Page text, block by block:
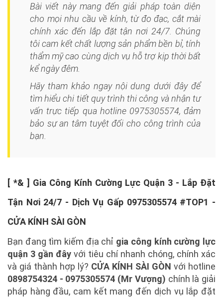
Bài viết này mang đến giải pháp toàn diện
cho mọi nhu cầu về kính, từ đo đạc, cắt mài
chính xác đến lắp đặt tận nơi 24/7. Chúng
tôi cam kết chất lượng sản phẩm bền bỉ, tính
thẩm mỹ cao cùng dịch vụ hỗ trợ kịp thời bất
kể ngày đêm.
Hãy tham khảo ngay nội dung dưới đây để
tìm hiểu chi tiết quy trình thi công và nhận tư
vấn trực tiếp qua hotline 0975305574, đảm
bảo sự an tâm tuyệt đối cho công trình của
bạn.
[ *& ] Gia Công Kính Cường Lực Quận 3 - Lắp Đặt
Tận Nơi 24/7 - Dịch Vụ Gấp 0975305574 #TOP1 -
CỬA KÍNH SÀI GÒN
Bạn đang tìm kiếm địa chỉ gia công kính cường lực
quận 3 gần đây với tiêu chí nhanh chóng, chính xác
và giá thành hợp lý? CỬA KÍNH SÀI GÒN với hotline
0898754324 - 0975305574 (Mr Vượng) chính là giải
pháp hàng đầu, cam kết mang đến dịch vụ lắp đặt